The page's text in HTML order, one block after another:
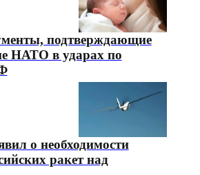
подтверждающие
НАТО в ударах по
о необходимости
ракет над